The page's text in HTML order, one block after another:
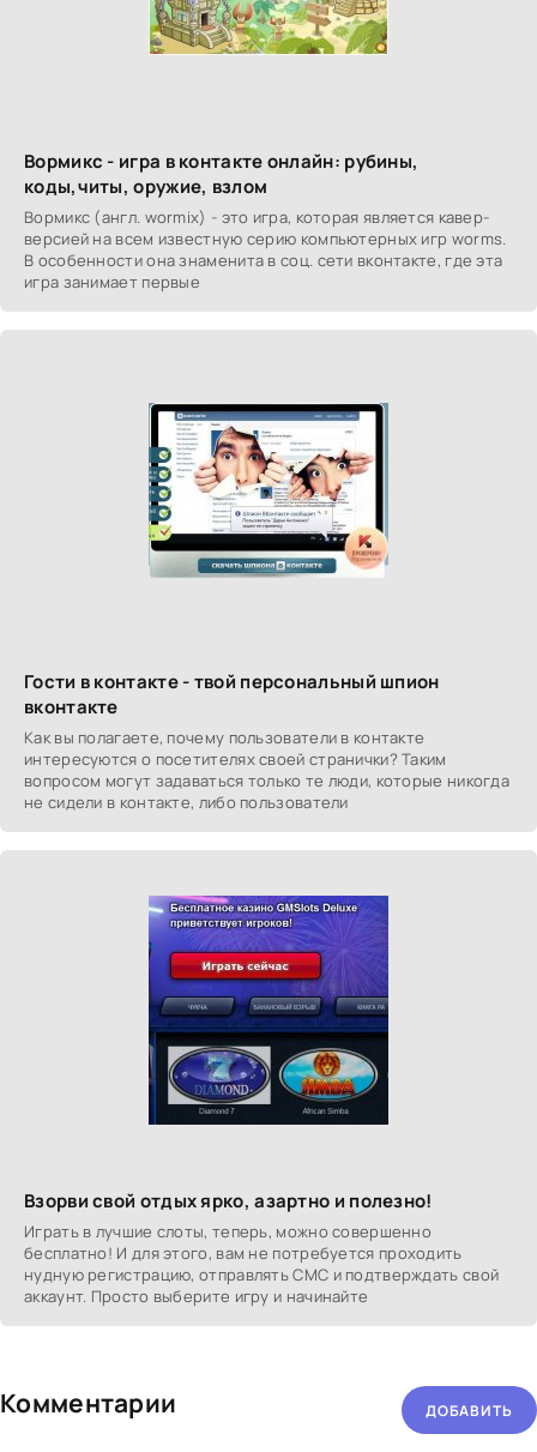
Вормикс - игра в контакте онлайн: рубины,
коды,читы, оружие, взлом
Вормикс (англ. wormix) - это игра, которая является кавер-
версией на всем известную серию компьютерных игр worms.
В особенности она знаменита в соц. сети вконтакте, где эта
игра занимает первые
Гости в контакте - твой персональный шпион
вконтакте
Как вы полагаете, почему пользователи в контакте
интересуются о посетителях своей странички? Таким
вопросом могут задаваться только те люди, которые никогда
не сидели в контакте, либо пользователи
Взорви свой отдых ярко, азартно и полезно!
Играть в лучшие слоты, теперь, можно совершенно
бесплатно! И для этого, вам не потребуется проходить
нудную регистрацию, отправлять СМС и подтверждать свой
аккаунт. Просто выберите игру и начинайте
Комментарии ДОБАВИТЬ